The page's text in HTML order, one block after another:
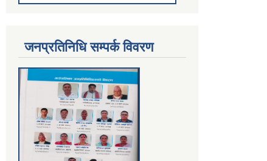
जनप्रतिनिधि सम्पर्क विवरण